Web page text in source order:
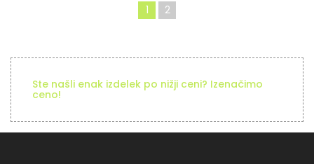
1 2
Ste našli enak izdelek po nižji ceni? Izenačimo
ceno!